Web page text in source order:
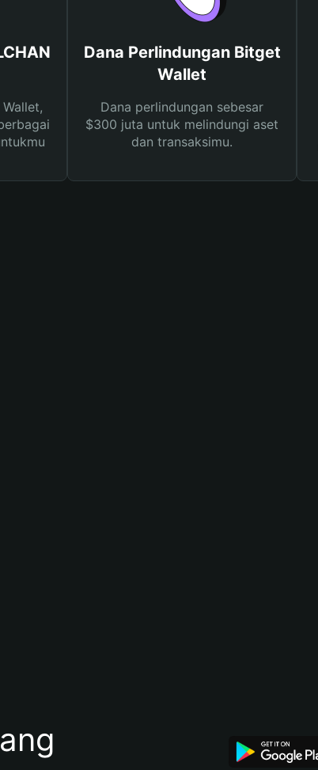
Dana Perlindungan Bitget
Wallet
Dana perlindungan sebesar
$300 juta untuk melindungi aset
dan transaksimu.